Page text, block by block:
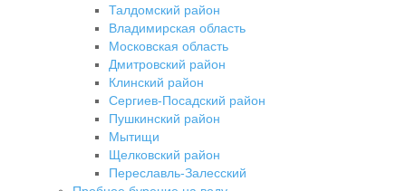
Талдомский район
Владимирская область
Московская область
Дмитровский район
Клинский район
Сергиев-Посадский район
Пушкинский район
Мытищи
Щелковский район
Переславль-Залесский